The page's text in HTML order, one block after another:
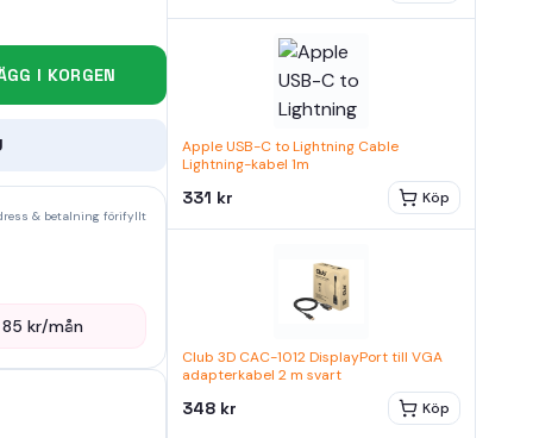
I KORGEN
& betalning förifyllt
85 kr/mån
Apple USB-C to Lightning Cable
Lightning-kabel 1m
331 kr Köp
Club 3D CAC-1012 DisplayPort till VGA
adapterkabel 2 m svart
348 kr Köp